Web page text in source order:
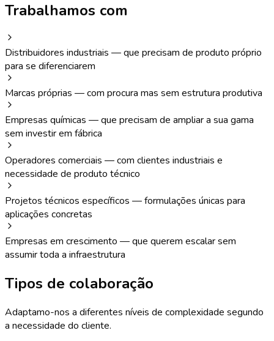
Trabalhamos com
Distribuidores industriais —que precisam de produto próprio
para se diferenciarem
Marcas próprias —com procura mas sem estrutura produtiva
Empresas químicas —que precisam de ampliar a sua gama
sem investir em fábrica
Operadores comerciais —com clientes industriais e
necessidade de produto técnico
Projetos técnicos específicos —formulações únicas para
aplicações concretas
Empresas em crescimento —que querem escalar sem
assumir toda a infraestrutura
Tipos de colaboração
Adaptamo-nos a diferentes níveis de complexidade segundo
a necessidade do cliente.